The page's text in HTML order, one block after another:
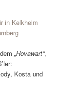
in Kelkheim
dem„Hovawart“,
Kosta und